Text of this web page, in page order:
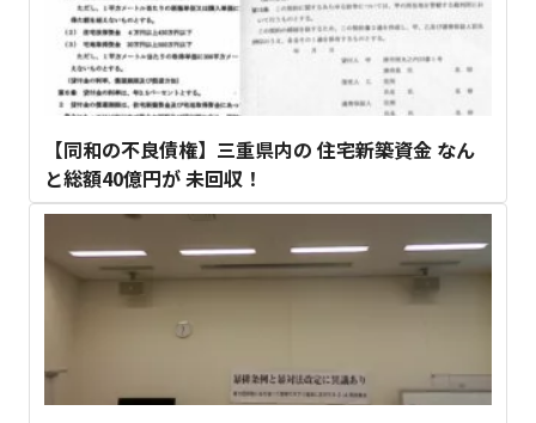
【同和の不良債権】三重県内の 住宅新築資金 なん
と総額40億円が 未回収！